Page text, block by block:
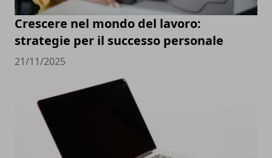
Crescere nel mondo del lavoro:
strategie per il successo personale
21/11/2025